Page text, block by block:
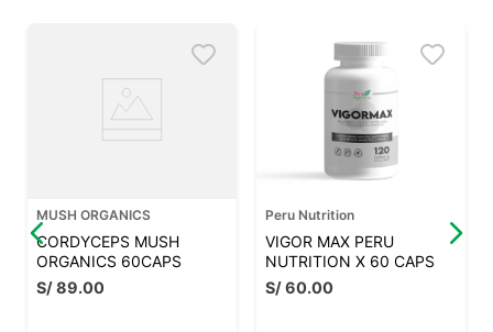
MUSH ORGANICS
CORDYCEPS MUSH
ORGANICS 60CAPS
S/89.00
Peru Nutrition
VIGOR MAX PERU
NUTRITION X 60 CAPS
S/60.00